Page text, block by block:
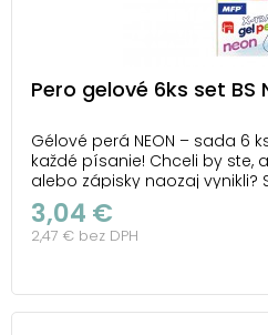
Pero gelové 6ks set BS
Gélové perá NEON – sada 6
každé písanie! Chceli by ste,
alebo zápisky naozaj vynikli?
NEON prináša žiarivé farby,
pozornosť. Neónové odtiene
diáru originálny šmrnc. Gélová
3,04 €
2,47 € bez DPH